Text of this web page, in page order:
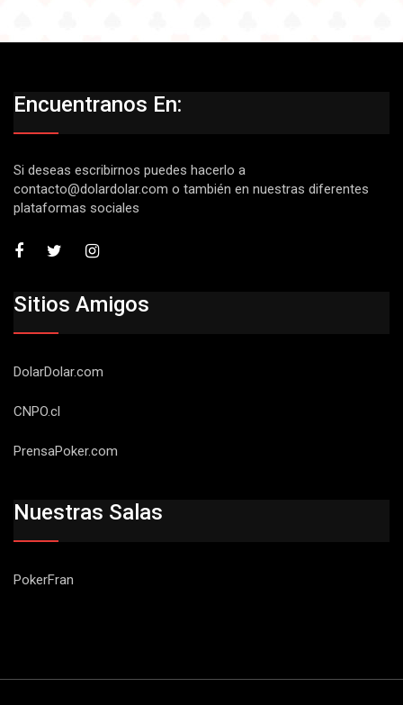
Encuentranos En:
Si deseas escribirnos puedes hacerlo a
contacto@dolardolar.com o también en nuestras diferentes
plataformas sociales
Sitios Amigos
DolarDolar.com
CNPO.cl
PrensaPoker.com
Nuestras Salas
PokerFran